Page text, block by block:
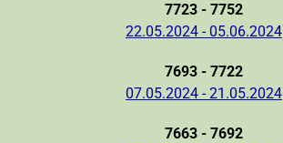
7723 - 7752
22.05.2024 - 05.06.2024
7693 - 7722
07.05.2024 - 21.05.2024
7663 - 7692